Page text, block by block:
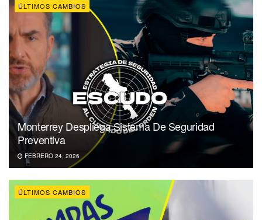
ÚLTIMOS CAMBIOS
Monterrey Despliega Sistema De Seguridad
Preventiva
FEBRERO 24, 2026
ÚLTIMOS CAMBIOS